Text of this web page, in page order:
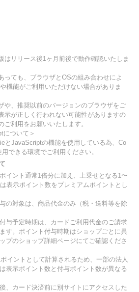
はリリース後1ヶ月前後で動作確認いたしま
っても、ブラウザとOSの組み合わせによ
機能がご利用いただけない場合がありま
や、推奨以前のバージョンのブラウザをご
示が正しく行われない可能性がありますの
ご利用をお願いいたします。
について＞
とJavaScriptの機能を使用している為、Co
できる環境でご利用ください。
イント通常1倍分に加え、上乗せとなる1〜
表示ポイント数をプレミアムポイントとし
の対象は、商品代金のみ（税・送料等を除
与予定時期は、カードご利用代金のご請求
す。ポイント付与時期はショップごとに異
プのショップ詳細ページにてご確認くださ
イントとして計算されるため、一部の法人
表示ポイント数と付与ポイント数が異なる
、カード決済前に別サイトにアクセスした